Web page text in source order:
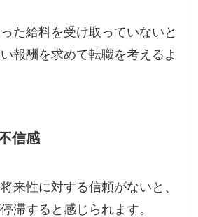
た給料を受け取っていないと
報酬を求めて転職を考えるよ
信感
来性に対する信頼がないと、
滞すると感じられます。